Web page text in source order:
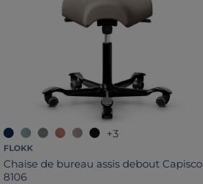
+3
FLOKK
Chaise de bureau assis debout Capisco
8106